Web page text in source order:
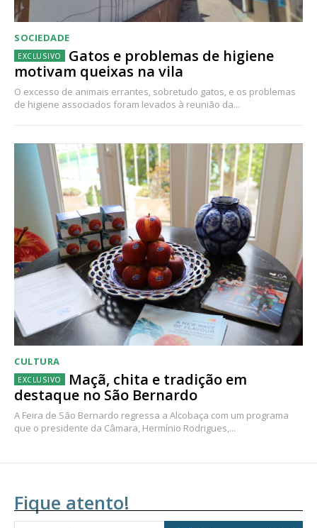
SOCIEDADE
Gatos e problemas de higiene
motivam queixas na vila
O excesso de animais errantes, sobretudo gatos, e os problemas
de higiene associados foram levados à reunião da...
CULTURA
Maçã, chita e tradição em
destaque no São Bernardo
A Feira de São Bernardo regressa a Alcobaça com um programa
que o presidente da Câmara, Hermínio Rodrigues,...
Fique atento!